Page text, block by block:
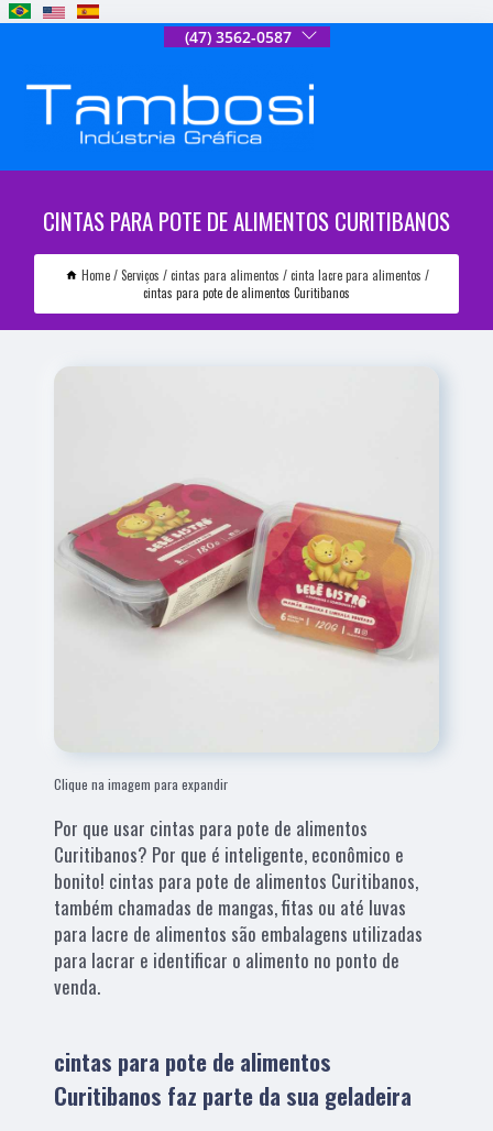
(47) 3562-0587
CINTAS PARA POTE DE ALIMENTOS CURITIBANOS
Home Serviços cintas para alimentos
cinta lacre para alimentos
cintas para pote de alimentos Curitibanos
Clique na imagem para expandir
Por que usar cintas para pote de alimentos
Curitibanos? Por que é inteligente, econômico e
bonito! cintas para pote de alimentos Curitibanos,
também chamadas de mangas, fitas ou até luvas
para lacre de alimentos são embalagens utilizadas
para lacrar e identificar o alimento no ponto de
venda.
cintas para pote de alimentos
Curitibanos faz parte da sua geladeira